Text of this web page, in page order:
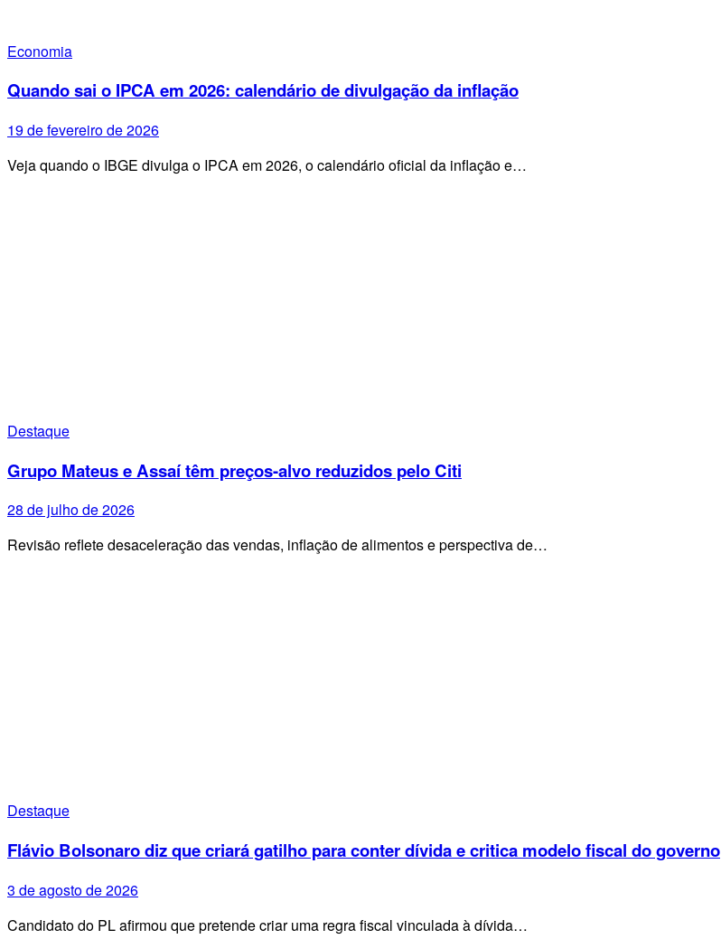
Economia
Quando sai o IPCA em 2026: calendário de divulgação da inflação
19 de fevereiro de 2026
Veja quando o IBGE divulga o IPCA em 2026, o calendário oficial da inflação e…
Destaque
Grupo Mateus e Assaí têm preços-alvo reduzidos pelo Citi
28 de julho de 2026
Revisão reflete desaceleração das vendas, inflação de alimentos e perspectiva de…
Destaque
Flávio Bolsonaro diz que criará gatilho para conter dívida e critica modelo fiscal do governo
3 de agosto de 2026
Candidato do PL afirmou que pretende criar uma regra fiscal vinculada à dívida…